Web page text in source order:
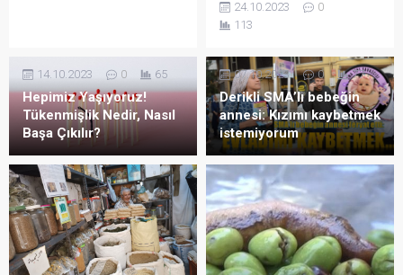
hala istenilen rakama
ulaşılamadı. Aile
bekliyor.
24.10.2023
0
113
Hepimiz Yaşıyoruz!
Tükenmişlik Nedir, Nasıl
Başa Çıkılır?
14.10.2023 0 65
Derikli SMA’lı bebeğin
annesi: Kızımı kaybetmek
istemiyorum
07.10.2023 0 77